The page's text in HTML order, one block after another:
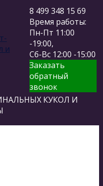
8 499 348 15 69
Время работы:
Пн-Пт 11:00
-19:00,
Сб-Вс 12:00 -15:00
Заказать
обратный
звонок
КУКОЛ И